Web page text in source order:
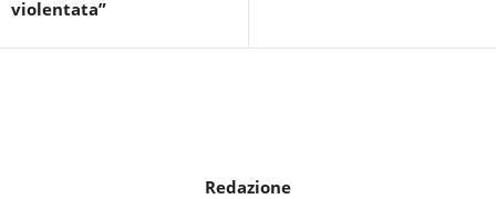
violentata”
Redazione